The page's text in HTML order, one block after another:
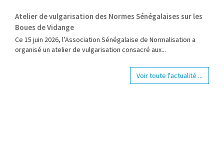
Atelier de vulgarisation des Normes Sénégalaises sur les
Boues de Vidange
Ce 15 juin 2026, l’Association Sénégalaise de Normalisation a
organisé un atelier de vulgarisation consacré aux...
Voir toute l'actualité ...